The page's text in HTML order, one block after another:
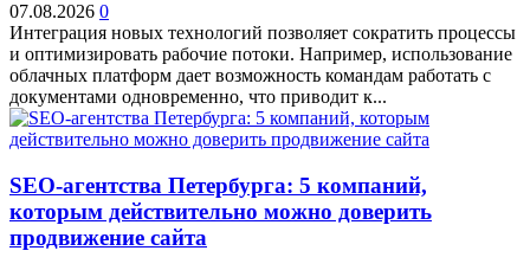
07.08.2026 0
Интеграция новых технологий позволяет сократить процессы
и оптимизировать рабочие потоки. Например, использование
облачных платформ дает возможность командам работать с
документами одновременно, что приводит к...
SEO-агентства Петербурга: 5 компаний,
которым действительно можно доверить
продвижение сайта